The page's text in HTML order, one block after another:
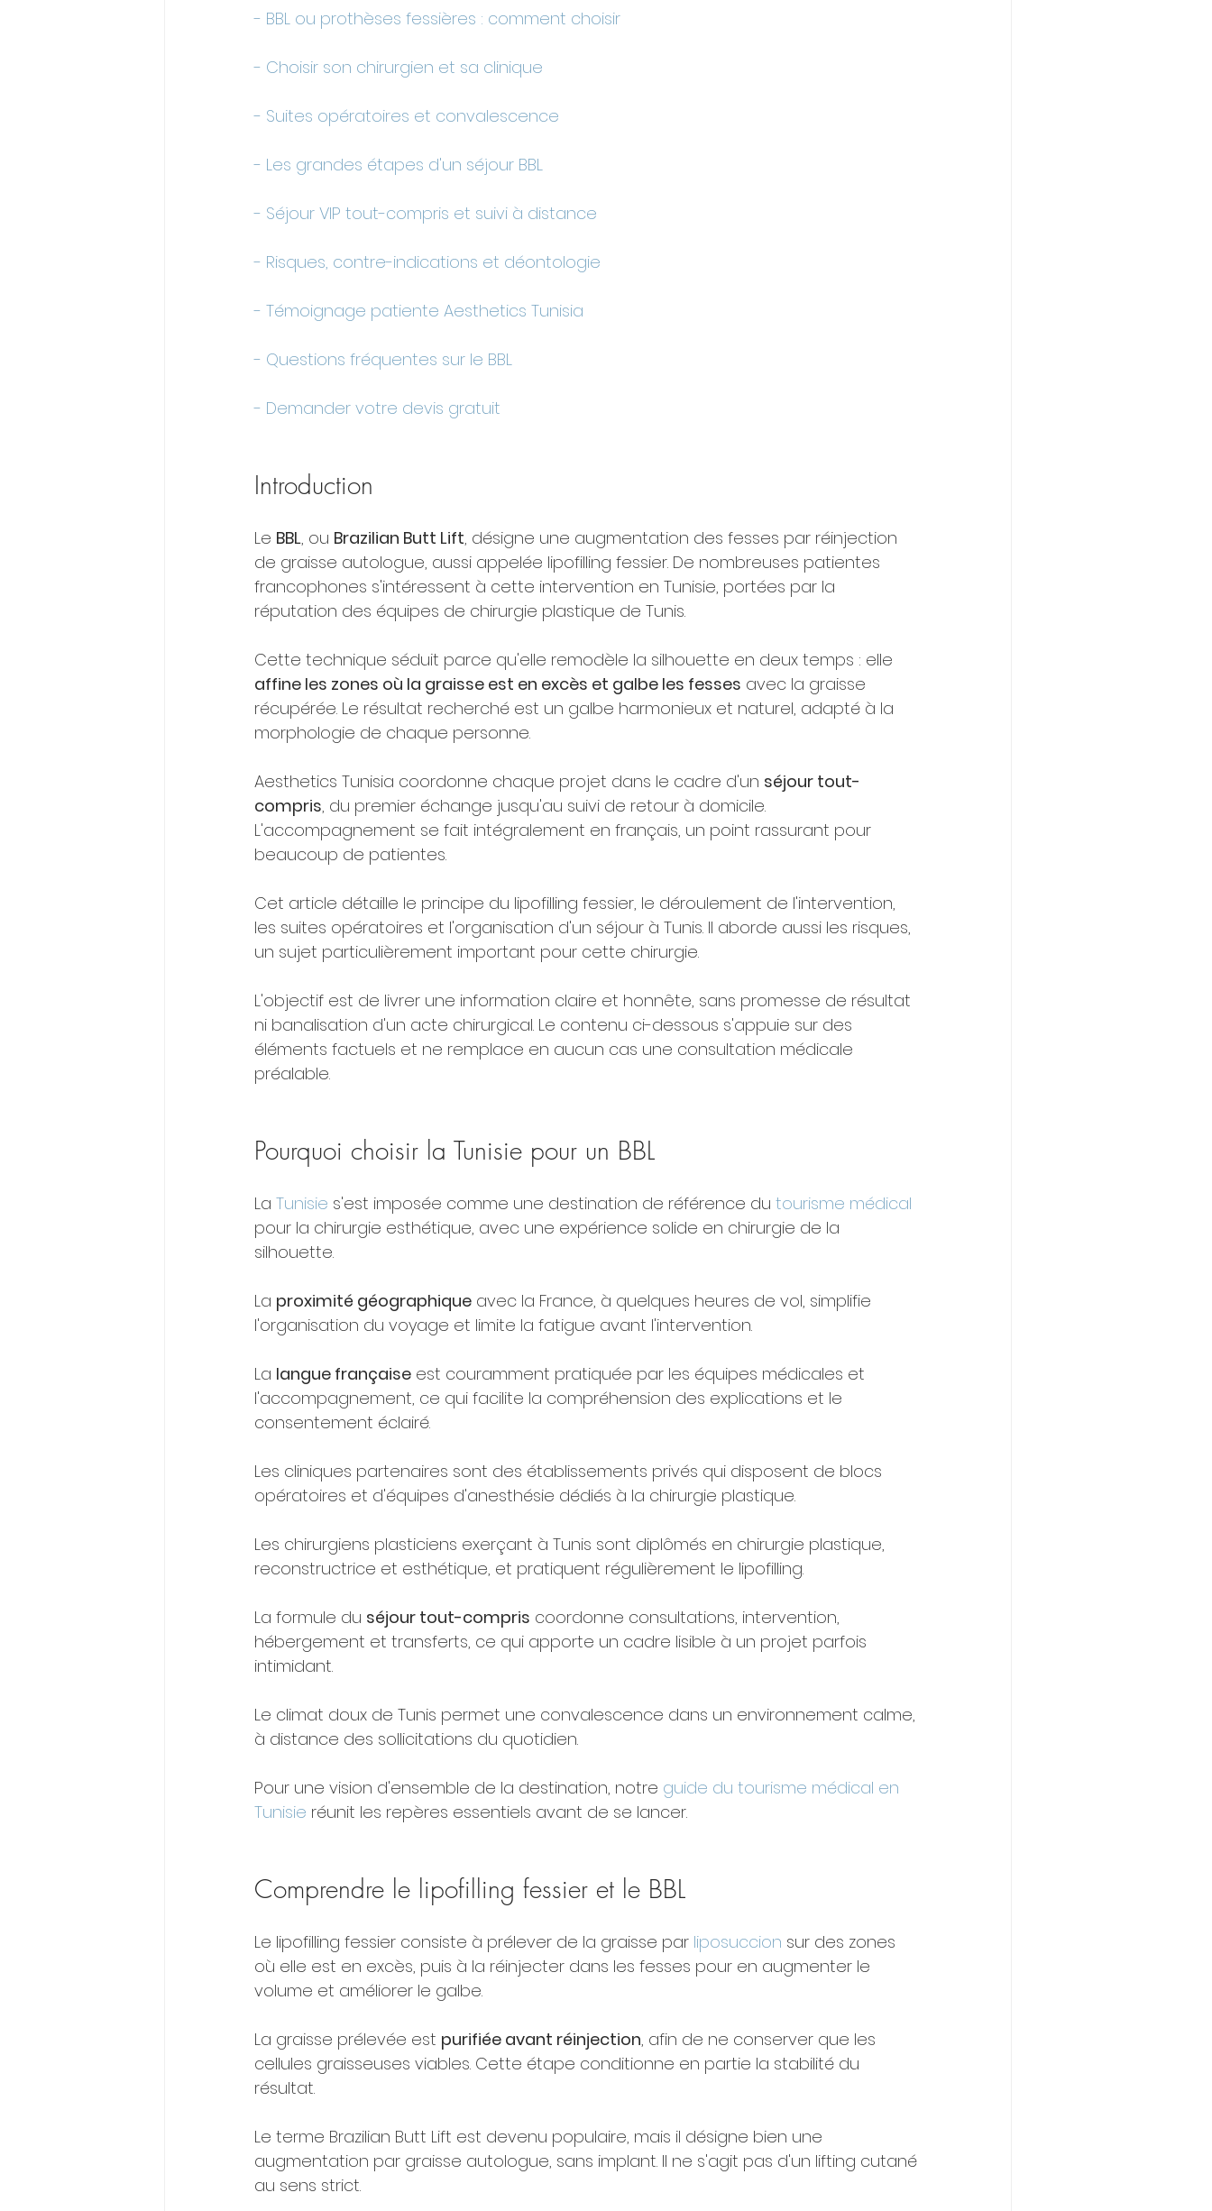
- BBL ou prothèses fessières : comment choisir
- Choisir son chirurgien et sa clinique
- Suites opératoires et convalescence
- Les grandes étapes d'un séjour BBL
- Séjour VIP tout-compris et suivi à distance
- Risques, contre-indications et déontologie
- Témoignage patiente Aesthetics Tunisia
- Questions fréquentes sur le BBL
- Demander votre devis gratuit
Introduction
Le BBL, ou Brazilian Butt Lift, désigne une augmentation des fesses par réinjection
de graisse autologue, aussi appelée lipofilling fessier. De nombreuses patientes
francophones s'intéressent à cette intervention en Tunisie, portées par la
réputation des équipes de chirurgie plastique de Tunis.
Cette technique séduit parce qu'elle remodèle la silhouette en deux temps : elle
affine les zones où la graisse est en excès et galbe les fesses avec la graisse
récupérée. Le résultat recherché est un galbe harmonieux et naturel, adapté à la
morphologie de chaque personne.
Aesthetics Tunisia coordonne chaque projet dans le cadre d'un séjour tout-
compris, du premier échange jusqu'au suivi de retour à domicile.
L'accompagnement se fait intégralement en français, un point rassurant pour
beaucoup de patientes.
Cet article détaille le principe du lipofilling fessier, le déroulement de l'intervention,
les suites opératoires et l'organisation d'un séjour à Tunis. Il aborde aussi les risques,
un sujet particulièrement important pour cette chirurgie.
L'objectif est de livrer une information claire et honnête, sans promesse de résultat
ni banalisation d'un acte chirurgical. Le contenu ci-dessous s'appuie sur des
éléments factuels et ne remplace en aucun cas une consultation médicale
préalable.
Pourquoi choisir la Tunisie pour un BBL
La Tunisie s'est imposée comme une destination de référence du tourisme médical
pour la chirurgie esthétique, avec une expérience solide en chirurgie de la
silhouette.
La proximité géographique avec la France, à quelques heures de vol, simplifie
l'organisation du voyage et limite la fatigue avant l'intervention.
La langue française est couramment pratiquée par les équipes médicales et
l'accompagnement, ce qui facilite la compréhension des explications et le
consentement éclairé.
Les cliniques partenaires sont des établissements privés qui disposent de blocs
opératoires et d'équipes d'anesthésie dédiés à la chirurgie plastique.
Les chirurgiens plasticiens exerçant à Tunis sont diplômés en chirurgie plastique,
reconstructrice et esthétique, et pratiquent régulièrement le lipofilling.
La formule du séjour tout-compris coordonne consultations, intervention,
hébergement et transferts, ce qui apporte un cadre lisible à un projet parfois
intimidant.
Le climat doux de Tunis permet une convalescence dans un environnement calme,
à distance des sollicitations du quotidien.
Pour une vision d'ensemble de la destination, notre guide du tourisme médical en
Tunisie réunit les repères essentiels avant de se lancer.
Comprendre le lipofilling fessier et le BBL
Le lipofilling fessier consiste à prélever de la graisse par liposuccion sur des zones
où elle est en excès, puis à la réinjecter dans les fesses pour en augmenter le
volume et améliorer le galbe.
La graisse prélevée est purifiée avant réinjection, afin de ne conserver que les
cellules graisseuses viables. Cette étape conditionne en partie la stabilité du
résultat.
Le terme Brazilian Butt Lift est devenu populaire, mais il désigne bien une
augmentation par graisse autologue, sans implant. Il ne s'agit pas d'un lifting cutané
au sens strict.